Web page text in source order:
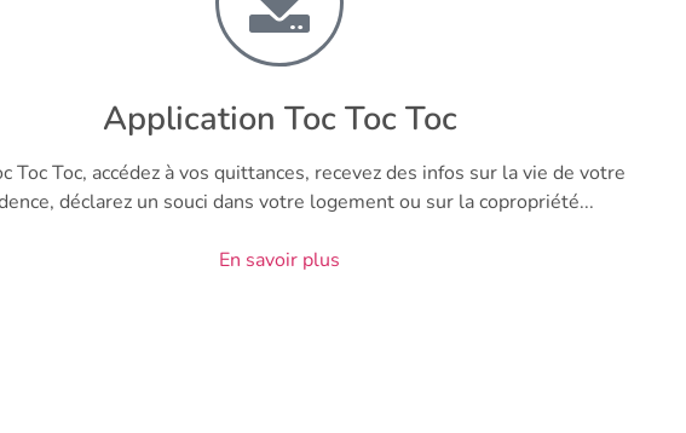
Application Toc Toc Toc
Toc Toc, accédez à vos quittances, recevez des infos sur la vie de votre
déclarez un souci dans votre logement ou sur la copropriété...
En savoir plus